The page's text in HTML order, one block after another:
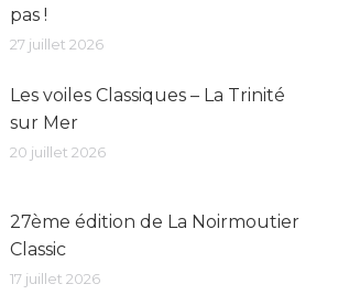
pas !
27 juillet 2026
Les voiles Classiques – La Trinité
sur Mer
20 juillet 2026
27ème édition de La Noirmoutier
Classic
17 juillet 2026